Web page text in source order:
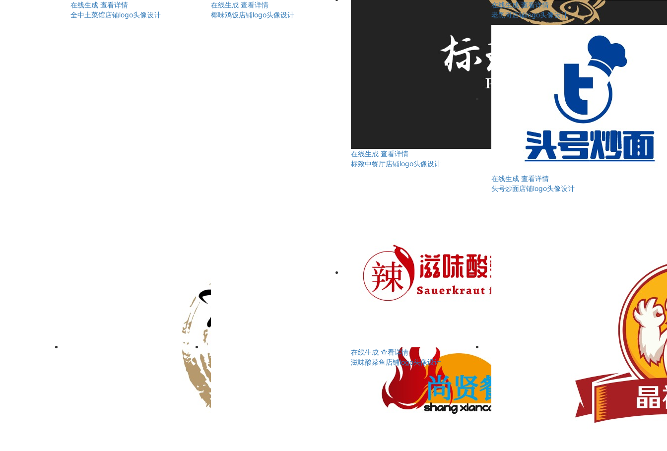
在线生成 查看详情
全中土菜馆店铺logo头像设计
在线生成 查看详情
椰味鸡饭店铺logo头像设计
在线生成 查看详情
标致中餐厅店铺logo头像设计
在线生成 查看详情
老黑哥店铺logo头像设计
在线生成 查看详情
头号炒面店铺logo头像设计
在线生成 查看详情
滋味酸菜鱼店铺logo头像设计